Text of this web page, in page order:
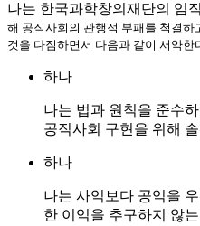
나는 한국과학창의재단의 임
해 공직사회의 관행적 부패를 척결하
것을 다짐하면서 다음과 같이 서약한
하나
나는 법과 원칙을 준수
공직사회 구현을 위해
하나
나는 사익보다 공익을
한 이익을 추구하지 않